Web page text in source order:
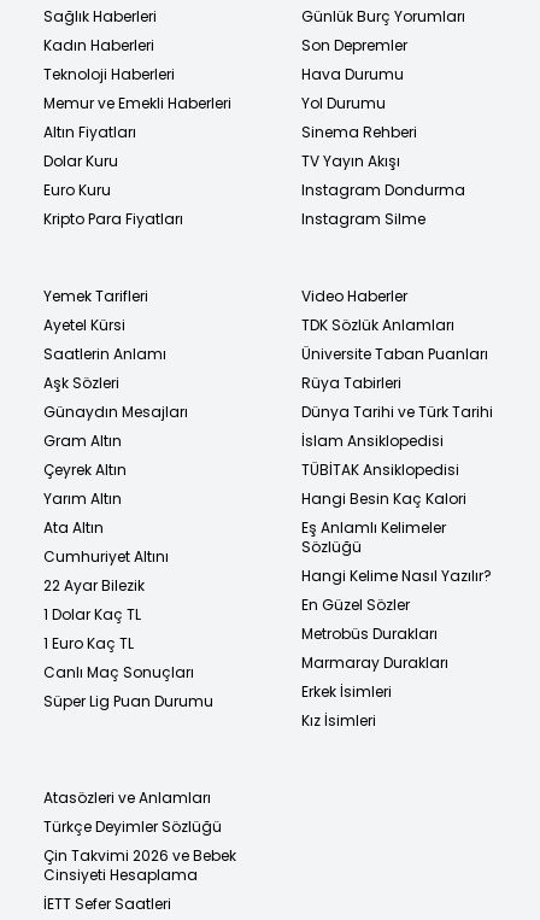
Sağlık Haberleri
Kadın Haberleri
Teknoloji Haberleri
Memur ve Emekli Haberleri
Altın Fiyatları
Dolar Kuru
Euro Kuru
Kripto Para Fiyatları
Günlük Burç Yorumları
Son Depremler
Hava Durumu
Yol Durumu
Sinema Rehberi
TV Yayın Akışı
Instagram Dondurma
Instagram Silme
Yemek Tarifleri
Ayetel Kürsi
Saatlerin Anlamı
Aşk Sözleri
Günaydın Mesajları
Gram Altın
Çeyrek Altın
Yarım Altın
Ata Altın
Cumhuriyet Altını
22 Ayar Bilezik
1 Dolar Kaç TL
1 Euro Kaç TL
Canlı Maç Sonuçları
Süper Lig Puan Durumu
Video Haberler
TDK Sözlük Anlamları
Üniversite Taban Puanları
Rüya Tabirleri
Dünya Tarihi ve Türk Tarihi
İslam Ansiklopedisi
TÜBİTAK Ansiklopedisi
Hangi Besin Kaç Kalori
Eş Anlamlı Kelimeler
Sözlüğü
Hangi Kelime Nasıl Yazılır?
En Güzel Sözler
Metrobüs Durakları
Marmaray Durakları
Erkek İsimleri
Kız İsimleri
Atasözleri ve Anlamları
Türkçe Deyimler Sözlüğü
Çin Takvimi 2026 ve Bebek
Cinsiyeti Hesaplama
İETT Sefer Saatleri